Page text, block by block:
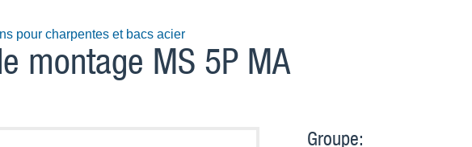
pour charpentes et bacs acier
montage MS 5P MA
Groupe: